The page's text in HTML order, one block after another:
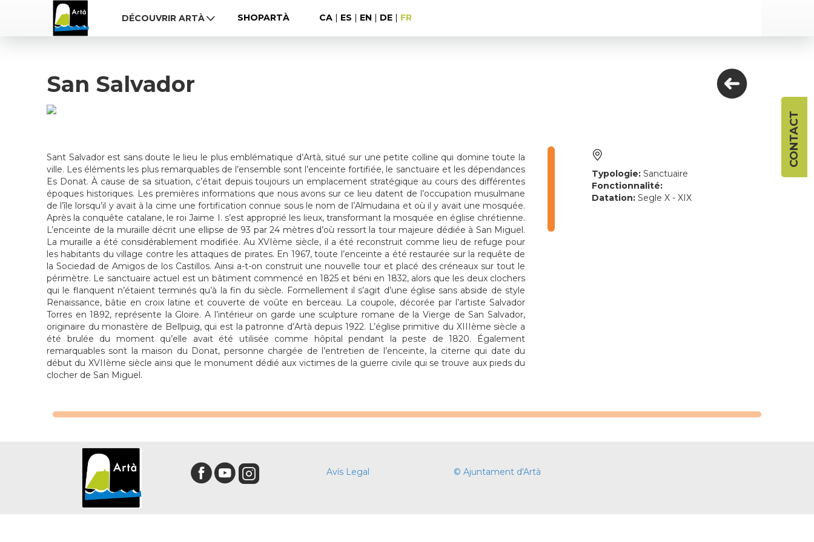
DÉCOUVRIR ARTÀ SHOPARTÀ CA| ES | EN | DE| FR
San Salvador
Sant Salvador est sans doute le lieu le plus emblématique d’Artà, situé sur une petite colline qui domine toute la
ville. Les éléments les plus remarquables de l’ensemble sont l’enceinte fortifiée, le sanctuaire et les dépendances
Es Donat. À cause de sa situation, c’était depuis toujours un emplacement stratégique au cours des différentes
époques historiques. Les premières informations que nous avons sur ce lieu datent de l’occupation musulmane
de l’île lorsqu’il y avait à la cime une fortification connue sous le nom de l’Almudaina et où il y avait une mosquée.
Après la conquête catalane, le roi Jaime I. s’est approprié les lieux, transformant la mosquée en église chrétienne.
L’enceinte de la muraille décrit une ellipse de 93 par 24 mètres d’où ressort la tour majeure dédiée à San Miguel.
La muraille a été considérablement modifiée. Au XVIème siècle, il a été reconstruit comme lieu de refuge pour
les habitants du village contre les attaques de pirates. En 1967, toute l’enceinte a été restaurée sur la requête de
la Sociedad de Amigos de los Castillos. Ainsi a-t-on construit une nouvelle tour et placé des créneaux sur tout le
périmètre. Le sanctuaire actuel est un bâtiment commencé en 1825 et béni en 1832, alors que les deux clochers
qui le flanquent n’étaient terminés qu’à la fin du siècle. Formellement il s’agit d’une église sans abside de style
Renaissance, bâtie en croix latine et couverte de voûte en berceau. La coupole, décorée par l’artiste Salvador
Torres en 1892, représente la Gloire. A l’intérieur on garde une sculpture romane de la Vierge de San Salvador,
originaire du monastère de Bellpuig, qui est la patronne d’Artà depuis 1922. L’église primitive du XIIIème siècle a
été brulée du moment qu’elle avait été utilisée comme hôpital pendant la peste de 1820. Également
remarquables sont la maison du Donat, personne chargée de l’entretien de l’enceinte, la citerne qui date du
début du XVIIème siècle ainsi que le monument dédié aux victimes de la guerre civile qui se trouve aux pieds du
clocher de San Miguel.
Typologie: Sanctuaire
Fonctionnalité:
Datation: Segle X - XIX
CONTACT
Avís Legal © Ajuntament d'Artà